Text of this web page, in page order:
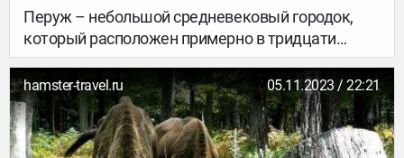
Перуж – небольшой средневековый городок,
который расположен примерно в тридцати
километрах от Лиона. Живет в нем чуть более
тысячи человек. Считается, что Перуж основали
галлы, которые возвращались из города
Перулья в Италии. В 1236 году город обрёл
коммунальную свободу, а уже в 1601 году
hamster-travel.ru 05.11.2023 / 22:21